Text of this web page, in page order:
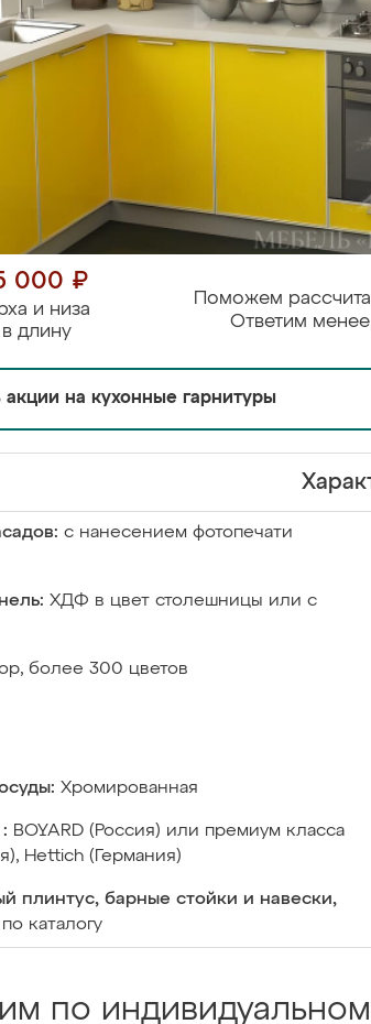
000 ₽
и низа
длину
Поможем
Ответим
акции на кухонные гарнитуры
с нанесением фотопечати
ХДФ в цвет столешницы или с
более 300 цветов
Хромированная
BOYARD (Россия) или премиум класса
Hettich (Германия)
плинтус, барные стойки и навески,
по каталогу
по